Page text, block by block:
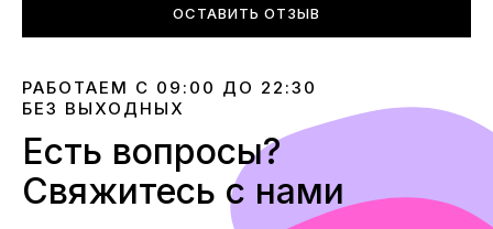
ОСТАВИТЬ ОТЗЫВ
РАБОТАЕМ С 09:00 ДО 22:30
БЕЗ ВЫХОДНЫХ
Есть вопросы?
Свяжитесь с нами